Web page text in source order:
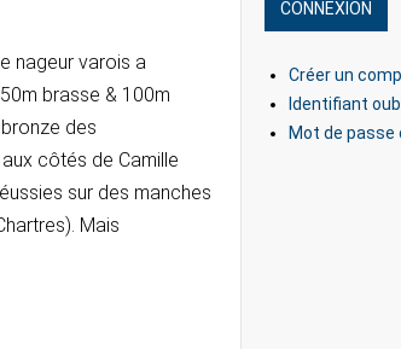
nageur varois a
brasse & 100m
des
côtés de Camille
sur des manches
Mais
Créer un
Identifiant
Mot de passe